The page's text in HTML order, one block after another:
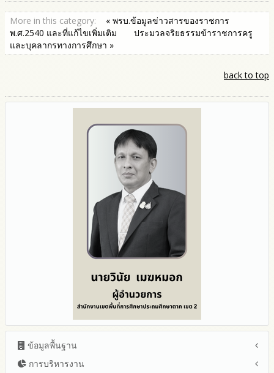
More in this category:
« พรบ.ข้อมูลข่าวสารของราชการ
พ.ศ.2540 และที่แก้ไขเพิ่มเติม
ประมวลจริยธรรมข้าราชการครู
และบุคลากรทางการศึกษา »
back to top
ข้อมูลพื้นฐาน
โครงสร้าง หน้าที่และอำนาจ
การบริหารงาน